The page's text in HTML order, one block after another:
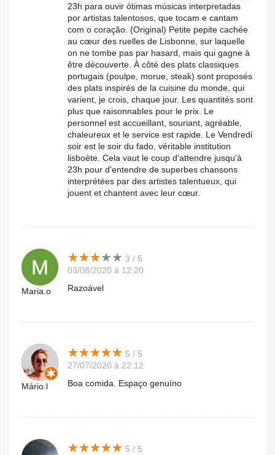
23h para ouvir ótimas músicas interpretadas
por artistas talentosos, que tocam e cantam
com o coração. (Original) Petite pepite cachée
au cœur des ruelles de Lisbonne, sur laquelle
on ne tombe pas par hasard, mais qui gagne à
être découverte. À côté des plats classiques
portugais (poulpe, morue, steak) sont proposés
des plats inspirés de la cuisine du monde, qui
varient, je crois, chaque jour. Les quantités sont
plus que raisonnables pour le prix. Le
personnel est accueillant, souriant, agréable,
chaleureux et le service est rapide. Le Vendredi
soir est le soir du fado, véritable institution
lisboète. Cela vaut le coup d'attendre jusqu'à
23h pour d'entendre de superbes chansons
interprétées par des artistes talentueux, qui
jouent et chantent avec leur cœur.
Maria.o
★★★★★
★★★★★ 3 / 5
03/08/2020 à 12:20
Razoável
Mário.l
★★★★★
★★★★★ 5 / 5
27/07/2020 à 22:12
Boa comida. Espaço genuíno
★★★★★
★★★★★ 5 / 5